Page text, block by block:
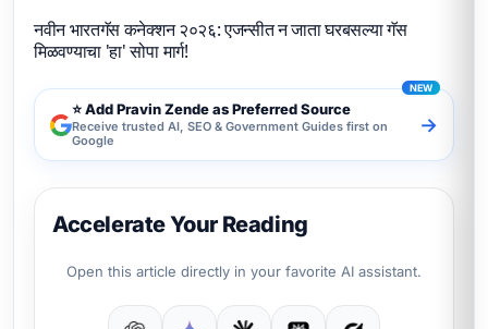
नवीन भारतगॅस कनेक्शन २०२६: एजन्सीत न जाता घरबसल्या गॅस
मिळवण्याचा 'हा' सोपा मार्ग!
⭐ Add Pravin Zende as Preferred Source
Receive trusted AI, SEO & Government Guides first on
Google
→
Accelerate Your Reading
Open this article directly in your favorite AI assistant.